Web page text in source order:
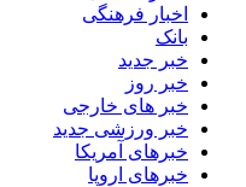
اخبار فرهنگی
بانک
خبر جدید
خبر روز
خبر های خارجی
خبر ورزشی جدید
خبرهای آمریکا
خبرهای اروپا